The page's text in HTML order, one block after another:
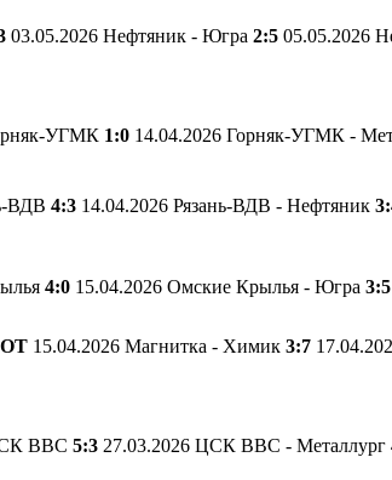
03.05.2026 Нефтяник - Югра 2:5 05.05.2026
УГМК 1:0 14.04.2026 Горняк-УГМК -
ВДВ 4:3 14.04.2026 Рязань-ВДВ - Нефтяник
4:0 15.04.2026 Омские Крылья - Югра 3:5
ОТ 15.04.2026 Магнитка - Химик 3:7
ВВС 5:3 27.03.2026 ЦСК ВВС - Металлург